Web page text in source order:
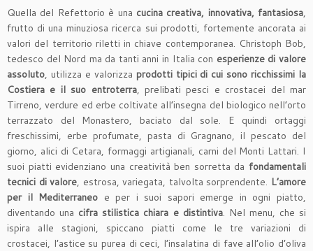
Quella del Refettorio è una cucina creativa, innovativa, fantasiosa,
frutto di una minuziosa ricerca sui prodotti, fortemente ancorata ai
valori del territorio riletti in chiave contemporanea. Christoph Bob,
tedesco del Nord ma da tanti anni in Italia con esperienze di valore
assoluto, utilizza e valorizza prodotti tipici di cui sono ricchissimi la
Costiera e il suo entroterra, prelibati pesci e crostacei del mar
Tirreno, verdure ed erbe coltivate all’insegna del biologico nell’orto
terrazzato del Monastero, baciato dal sole. E quindi ortaggi
freschissimi, erbe profumate, pasta di Gragnano, il pescato del
giorno, alici di Cetara, formaggi artigianali, carni del Monti Lattari. I
suoi piatti evidenziano una creatività ben sorretta da fondamentali
tecnici di valore, estrosa, variegata, talvolta sorprendente. L’amore
per il Mediterraneo e per i suoi sapori emerge in ogni piatto,
diventando una cifra stilistica chiara e distintiva. Nel menu, che si
ispira alle stagioni, spiccano piatti come le tre variazioni di
crostacei, l’astice su purea di ceci, l’insalatina di fave all’olio d’oliva